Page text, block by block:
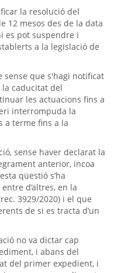
la resolució del
12 mesos des de la data
es pot suspendre i
a la legislació de
que s'hagi notificat
caducitat del
les actuacions fins a
interrompuda la
a terme fins a la
sense haver declarat la
anterior, incoa
qüestió s’ha
d’altres, en la
3929/2020) i el que
de si es tracta d’un
no va dictar cap
i abans del
del primer expedient, i